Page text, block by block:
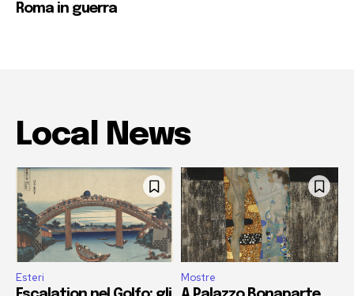
Roma in guerra
Local News
Esteri Mostre